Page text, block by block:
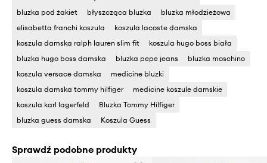
bluzka pod żakiet
błyszcząca bluzka
bluzka młodzieżowa
elisabetta franchi koszula
koszula lacoste damska
koszula damska ralph lauren slim fit
koszula hugo boss biała
bluzka hugo boss damska
bluzka pepe jeans
bluzka moschino
koszula versace damska
medicine bluzki
koszula damska tommy hilfiger
medicine koszule damskie
koszula karl lagerfeld
Bluzka Tommy Hilfiger
bluzka guess damska
Koszula Guess
Sprawdź podobne produkty